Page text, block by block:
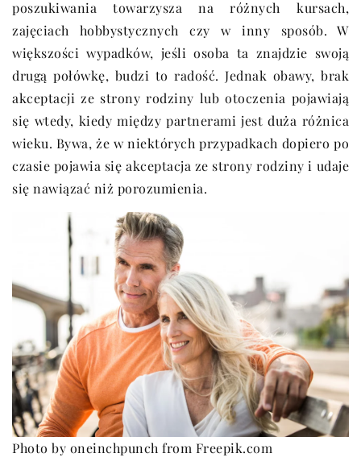
poszukiwania towarzysza na różnych kursach,
zajęciach hobbystycznych czy w inny sposób. W
większości wypadków, jeśli osoba ta znajdzie swoją
drugą połówkę, budzi to radość. Jednak obawy, brak
akceptacji ze strony rodziny lub otoczenia pojawiają
się wtedy, kiedy między partnerami jest duża różnica
wieku. Bywa, że w niektórych przypadkach dopiero po
czasie pojawia się akceptacja ze strony rodziny i udaje
się nawiązać niż porozumienia.
Photo by oneinchpunch from Freepik.com